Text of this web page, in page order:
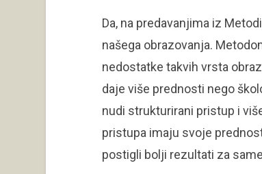
Da, na predavanjima iz
našega obrazovanja.
nedostatke takvih vrsta
daje više prednosti nego
nudi strukturirani pristup i
pristupa imaju svoje
postigli bolji rezultati za